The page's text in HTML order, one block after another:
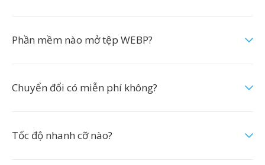
Phần mềm nào mở tệp WEBP?
Chuyển đổi có miễn phí không?
Tốc độ nhanh cỡ nào?